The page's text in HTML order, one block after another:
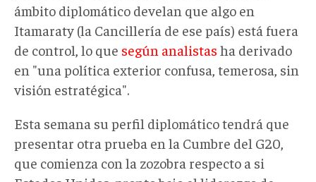
ámbito diplomático develan que algo en
Itamaraty (la Cancillería de ese país) está fuera
de control, lo que según analistas ha derivado
en "una política exterior confusa, temerosa, sin
visión estratégica".
Esta semana su perfil diplomático tendrá que
presentar otra prueba en la Cumbre del G20,
que comienza con la zozobra respecto a si